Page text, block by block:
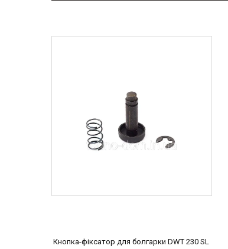
Кнопка-фіксатор для болгарки DWT 230 SL